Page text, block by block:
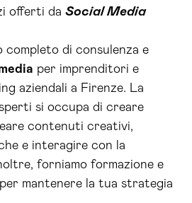
offerti da Social Media
completo di consulenza e
per imprenditori e
aziendali a Firenze. La
si occupa di creare
contenuti creativi,
e interagire con la
forniamo formazione e
mantenere la tua strategia